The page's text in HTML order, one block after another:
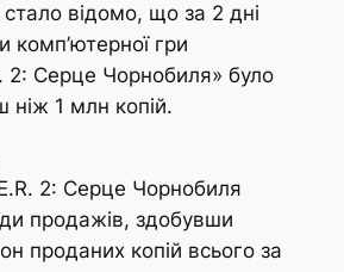
відомо, що за 2 дні
комп’ютерної гри
2: Серце Чорнобиля» було
ніж 1 млн копій.
2: Серце Чорнобиля
продажів, здобувши
проданих копій всього за